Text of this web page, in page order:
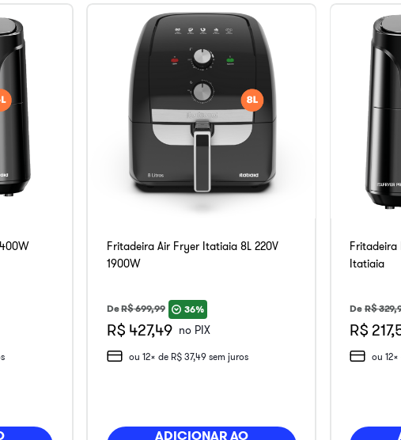
Fritadeira Air Fryer Itatiaia 8L 220V
1900W
DeR$699,99 36%
R$ 427,49 no PIX
ou 12x de R$ 37,49sem juros
ADICIONAR AO
Fritadeira
Itatiaia
De R$329,
R$
ou12x